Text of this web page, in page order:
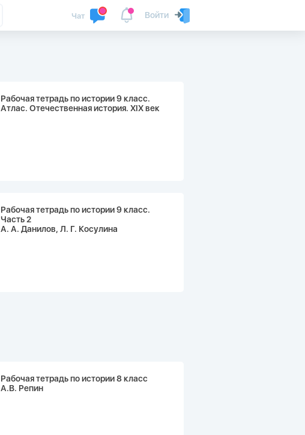
Войти
Чат
Рабочая тетрадь по истории 9 класс.
Атлас. Отечественная история. XIX век
Рабочая тетрадь по истории 9 класс.
Часть 2
А. А. Данилов, Л. Г. Косулина
Рабочая тетрадь по истории 8 класс
А.В. Репин